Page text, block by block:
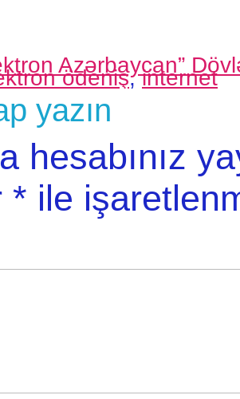
Azərbaycan”
ödeniş,internet
yazın
hesabınız
* ile